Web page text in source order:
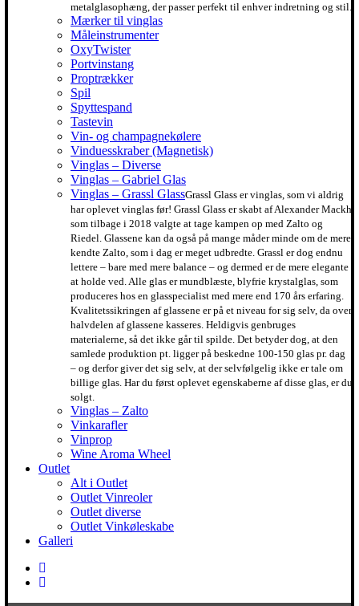
metalglasophæng, der passer perfekt til enhver indretning og stil.
Mærker til vinglas
Måleinstrumenter
OxyTwister
Portvinstang
Proptrækker
Spil
Spyttespand
Tastevin
Vin- og champagnekølere
Vinduesskraber (Magnetisk)
Vinglas – Diverse
Vinglas – Gabriel Glas
Vinglas – Grassl GlassGrassl Glass er vinglas, som vi aldrig
har oplevet vinglas før! Grassl Glass er skabt af Alexander Mackh
som tilbage i 2018 valgte at tage kampen op med Zalto og
Riedel. Glassene kan da også på mange måder minde om de mere
kendte Zalto, som i dag er meget udbredte. Grassl er dog endnu
lettere – bare med mere balance – og dermed er de mere elegante
at holde ved. Alle glas er mundblæste, blyfrie krystalglas, som
produceres hos en glasspecialist med mere end 170 års erfaring.
Kvalitetssikringen af glassene er på et niveau for sig selv, da over
halvdelen af glassene kasseres. Heldigvis genbruges
materialerne, så det ikke går til spilde. Det betyder dog, at den
samlede produktion pt. ligger på beskedne 100-150 glas pr. dag
– og derfor giver det sig selv, at der selvfølgelig ikke er tale om
billige glas. Har du først oplevet egenskaberne af disse glas, er du
solgt.
Vinglas – Zalto
Vinkarafler
Vinprop
Wine Aroma Wheel
Outlet
Alt i Outlet
Outlet Vinreoler
Outlet diverse
Outlet Vinkøleskabe
Galleri